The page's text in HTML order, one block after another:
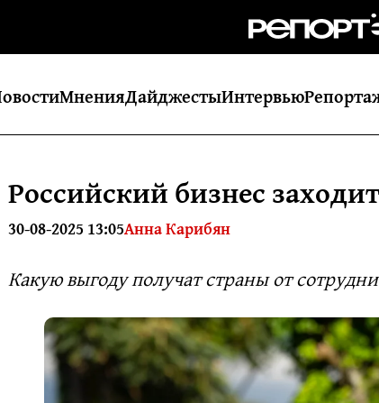
МненияДайджестыИнтервью
Российский бизнес
30-08-2025 13:05Анна Карибян
Какую выгоду получат страны от